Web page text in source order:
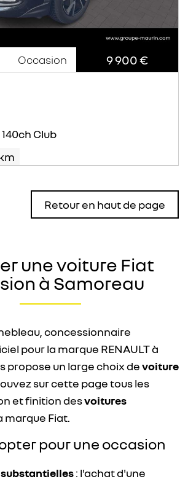
Occasion 9 900 €
140ch Club
Retour en haut de page
une voiture Fiat
à Samoreau
concessionnaire
pour la marque RENAULT à
propose un large choix devoiture
sur cette page tous les
et finition desvoitures
marque Fiat.
pour une occasion
: l'achat d'une